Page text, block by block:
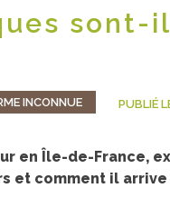
sont-
INCONNUE PUBLIÉ
en Île-de-France,
et comment il arrive